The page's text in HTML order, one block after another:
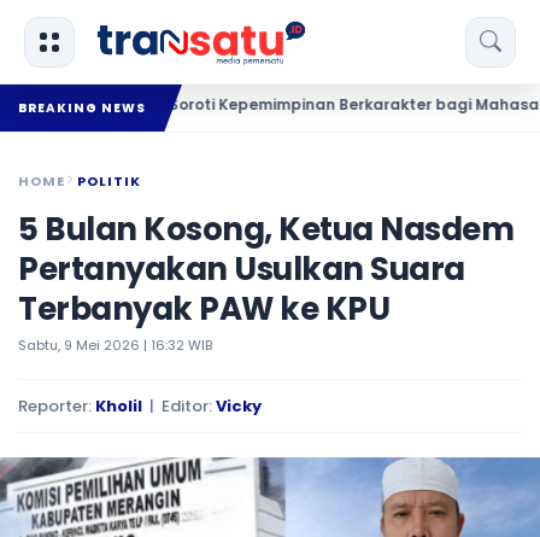
BREAKING NEWS
FKMSB 2026 Soroti Kepemimpinan Berkarakter bagi Mahasantri
HOME POLITIK
5 Bulan Kosong, Ketua Nasdem
Pertanyakan Usulkan Suara
Terbanyak PAW ke KPU
Sabtu, 9 Mei 2026 | 16:32 WIB
Reporter: Kholil | Editor:Vicky